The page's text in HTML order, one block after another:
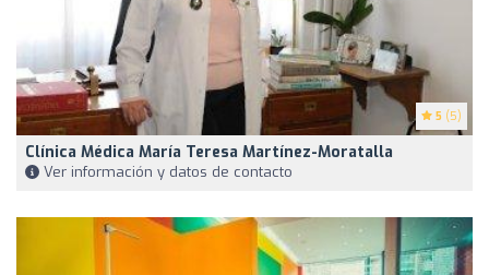
5 (5)
Clínica Médica María Teresa Martínez-Moratalla
Ver información y datos de contacto